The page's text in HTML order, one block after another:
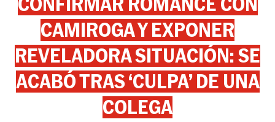
CAMIROGA Y EXPONER
REVELADORA SITUACIÓN: SE
ACABÓ TRAS ‘CULPA’ DE UNA
COLEGA